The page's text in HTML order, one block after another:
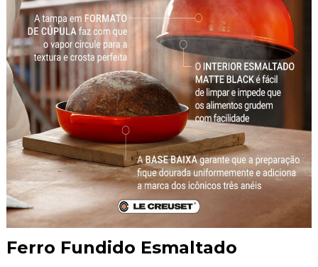
Ferro Fundido Esmaltado